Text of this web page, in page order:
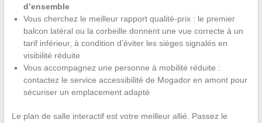
d’ensemble
Vous cherchez le meilleur rapport qualité-prix : le premier
balcon latéral ou la corbeille donnent une vue correcte à un
tarif inférieur, à condition d’éviter les sièges signalés en
visibilité réduite
Vous accompagnez une personne à mobilité réduite :
contactez le service accessibilité de Mogador en amont pour
sécuriser un emplacement adapté
Le plan de salle interactif est votre meilleur allié. Passez le